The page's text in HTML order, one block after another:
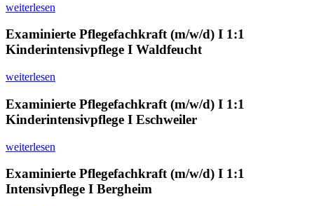
weiterlesen
Examinierte Pflegefachkraft (m/w/d) I 1:1
Kinderintensivpflege I Waldfeucht
weiterlesen
Examinierte Pflegefachkraft (m/w/d) I 1:1
Kinderintensivpflege I Eschweiler
weiterlesen
Examinierte Pflegefachkraft (m/w/d) I 1:1
Intensivpflege I Bergheim